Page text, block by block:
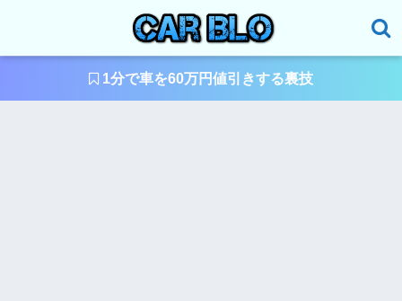
1分で車を60万円値引きする裏技